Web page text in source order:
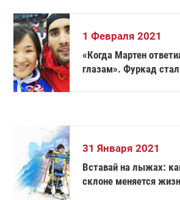
1 Февраля 2021
«Когда Мартен
глазам». Фуркад
31 Января 2021
Вставай на лыжах:
склоне меняется